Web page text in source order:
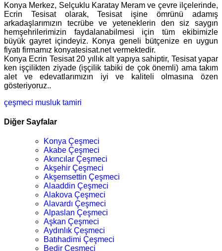
Konya Merkez, Selçuklu Karatay Meram ve çevre ilçelerinde,
Ecrin Tesisat olarak, Tesisat işine ömrünü adamış
arkadaşlarımızın tecrübe ve yeteneklerin den siz saygın
hemşehrilerimizin faydalanabilmesi için tüm ekibimizle
büyük gayret içindeyiz. Konya geneli bütçenize en uygun
fiyatı firmamız konyatesisat.net vermektedir.
Konya Ecrin Tesisat 20 yıllık alt yapıya sahiptir, Tesisat yapar
ken işçilikten ziyade (işçilik tabiki de çok önemli) ama takım
alet ve edevatlarımızın iyi ve kaliteli olmasına özen
gösteriyoruz..
çeşmeci musluk tamiri
Diğer Sayfalar
Konya Çeşmeci
Akabe Çeşmeci
Akıncılar Çeşmeci
Akşehir Çeşmeci
Akşemsettin Çeşmeci
Alaaddin Çeşmeci
Alakova Çeşmeci
Alavardı Çeşmeci
Alpaslan Çeşmeci
Aşkan Çeşmeci
Aydınlık Çeşmeci
Batıhadimi Çeşmeci
Bedir Çeşmeci